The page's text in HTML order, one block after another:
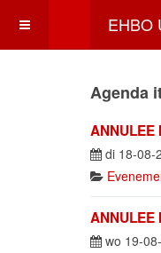
EHBO
Agenda
di 18-08-
wo 19-